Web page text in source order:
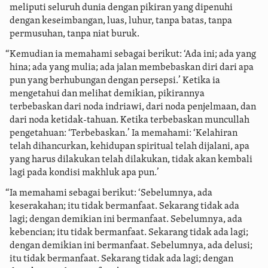
meliputi seluruh dunia dengan pikiran yang dipenuhi
dengan keseimbangan, luas, luhur, tanpa batas, tanpa
permusuhan, tanpa niat buruk.
“Kemudian ia memahami sebagai berikut: ‘Ada ini; ada yang
hina; ada yang mulia; ada jalan membebaskan diri dari apa
pun yang berhubungan dengan persepsi.’ Ketika ia
mengetahui dan melihat demikian, pikirannya
terbebaskan dari noda indriawi, dari noda penjelmaan, dan
dari noda ketidak-tahuan. Ketika terbebaskan muncullah
pengetahuan: ‘Terbebaskan.’ Ia memahami: ‘Kelahiran
telah dihancurkan, kehidupan spiritual telah dijalani, apa
yang harus dilakukan telah dilakukan, tidak akan kembali
lagi pada kondisi makhluk apa pun.’
“Ia memahami sebagai berikut: ‘Sebelumnya, ada
keserakahan; itu tidak bermanfaat. Sekarang tidak ada
lagi; dengan demikian ini bermanfaat. Sebelumnya, ada
kebencian; itu tidak bermanfaat. Sekarang tidak ada lagi;
dengan demikian ini bermanfaat. Sebelumnya, ada delusi;
itu tidak bermanfaat. Sekarang tidak ada lagi; dengan